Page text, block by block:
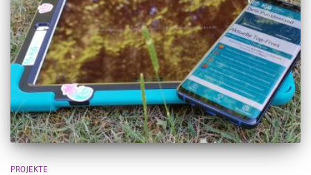
PROJEKTE